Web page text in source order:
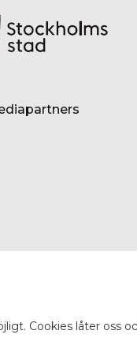
Cookies låter oss